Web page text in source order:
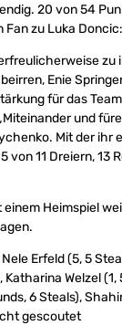
20 von 54
Fan zu Luka
Enie
für das
und
Mit der ihr
von 11 Dreiern, 13
Heimspiel
Erfeld (5, 5
Welzel
6 Steals),
gescoutet